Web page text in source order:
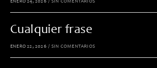
ENERO 24, 2026 / SIN COMENTARIOS
Cualquier frase
ENERO 22, 2026 / SIN COMENTARIOS